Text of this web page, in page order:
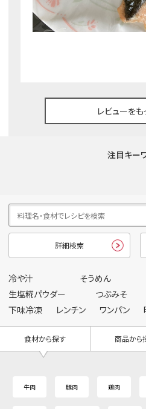
レビューをも
注目キー
詳細検索
冷や汁 そうめん
生塩糀パウダー
つぶみそ
下味冷凍
レンチン ワンパン
食材から探す 商品から
牛肉 豚肉 鶏肉